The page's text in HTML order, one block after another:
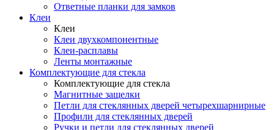
Ответные планки для замков
Клеи
Клеи
Клеи двухкомпонентные
Клеи-расплавы
Ленты монтажные
Комплектующие для стекла
Комплектующие для стекла
Магнитные защелки
Петли для стеклянных дверей четырехшарнирные
Профили для стеклянных дверей
Ручки и петли для стеклянных дверей